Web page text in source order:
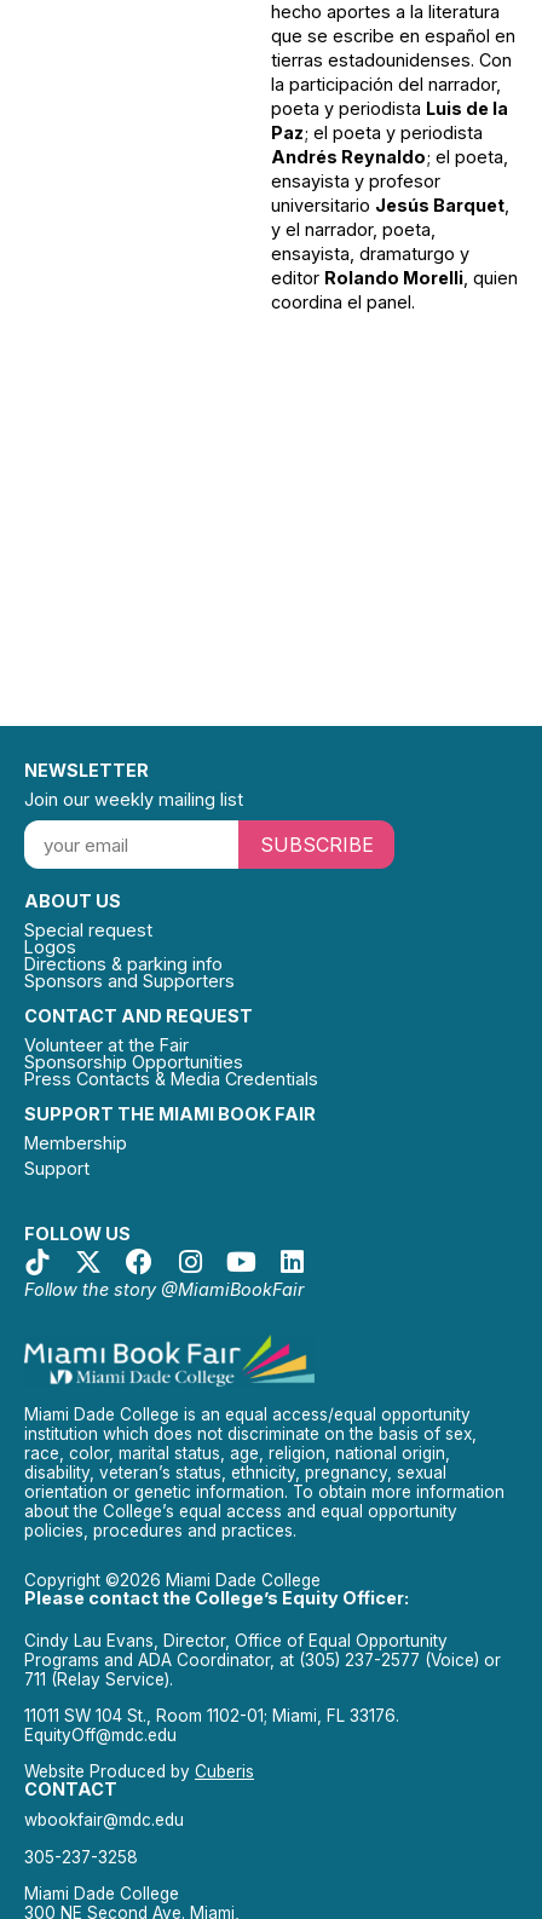
hecho aportes a la literatura
que se escribe en español en
tierras estadounidenses. Con
la participación del narrador,
poeta y periodista Luis de la
Paz; el poeta y periodista
Andrés Reynaldo; el poeta,
ensayista y profesor
universitario Jesús Barquet
y el narrador, poeta,
ensayista, dramaturgo y
editor Rolando Morelli , quien
coordina el panel.
SUPPORT THE MIAMI BOOK FAIR
Membership
Support
FOLLOW US
Follow the story @MiamiBookFair
CONTACT AND REQUEST
Volunteer at the Fair
Sponsorship Opportunities
Press Contacts & Media Credentials
ABOUT US
Special request
Logos
Directions & parking info
Sponsors and Supporters
NEWSLETTER
Join our weekly mailing list
SUBSCRIBE
Miami Dade College is an equal access/equal opportunity
institution which does not discriminate on the basis of sex,
race, color, marital status, age, religion, national origin,
disability, veteran’s status, ethnicity, pregnancy, sexual
orientation or genetic information. To obtain more information
about the College’s equal access and equal opportunity
policies, procedures and practices.
Copyright ©2026 Miami Dade College
Please contact the College’s Equity Officer:
Cindy Lau Evans, Director, Office of Equal Opportunity
Programs and ADA Coordinator, at (305) 237-2577 (Voice) or
711 (Relay Service).
11011 SW 104 St., Room 1102-01; Miami, FL 33176.
EquityOff@mdc.edu
Website Produced by Cuberis
CONTACT
wbookfair@mdc.edu
305-237-3258
Miami Dade College
300 NE Second Ave. Miami,